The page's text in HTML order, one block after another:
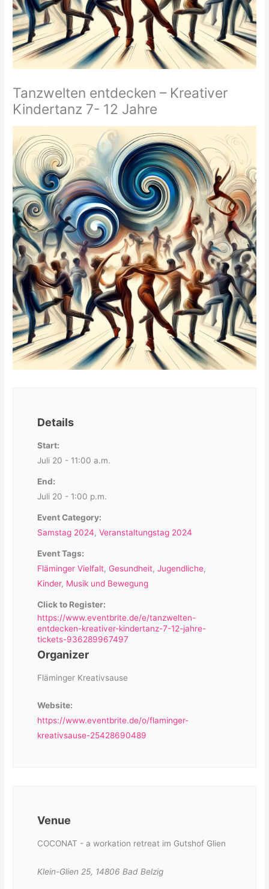
Tanzwelten entdecken – Kreativer
Kindertanz 7- 12 Jahre
Details
Start:
Juli 20 - 11:00 a.m.
End:
Juli 20 - 1:00 p.m.
Event Category:
Samstag 2024,Veranstaltungstag 2024
Event Tags:
Fläminger Vielfalt,Gesundheit,Jugendliche,
Kinder, Musik und Bewegung
Click to Register:
https://www.eventbrite.de/e/tanzwelten-
entdecken-kreativer-kindertanz-7-12-jahre-
tickets-936289967497
Organizer
Fläminger Kreativsause
Website:
https://www.eventbrite.de/o/flaminger-
kreativsause-25428690489
Venue
COCONAT - a workation retreat im Gutshof Glien
Klein-Glien 25, 14806 Bad Belzig